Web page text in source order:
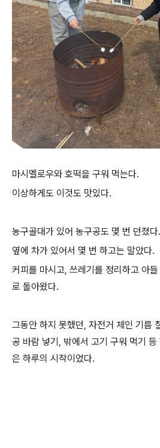
마시멜로우와 호떡을 구워 먹는다.
이상하게도 이것도 맛있다.
농구골대가 있어 농구공도 몇 번 던졌다.
옆에 차가 있어서 몇 번 하고는 말았다.
커피를 마시고, 쓰레기를 정리하고 아
로 돌아왔다.
그동안 하지 못했던, 자전거 체인 기름
공 바람 넣기, 밖에서 고기 구워 먹기
은 하루의 시작이었다.